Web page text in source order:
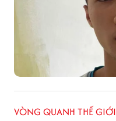
VÒNG QUANH THẾ GIỚI